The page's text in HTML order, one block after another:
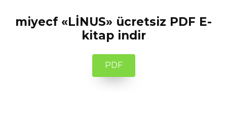
miyecf «LİNUS» ücretsiz PDF E-
kitap indir
PDF